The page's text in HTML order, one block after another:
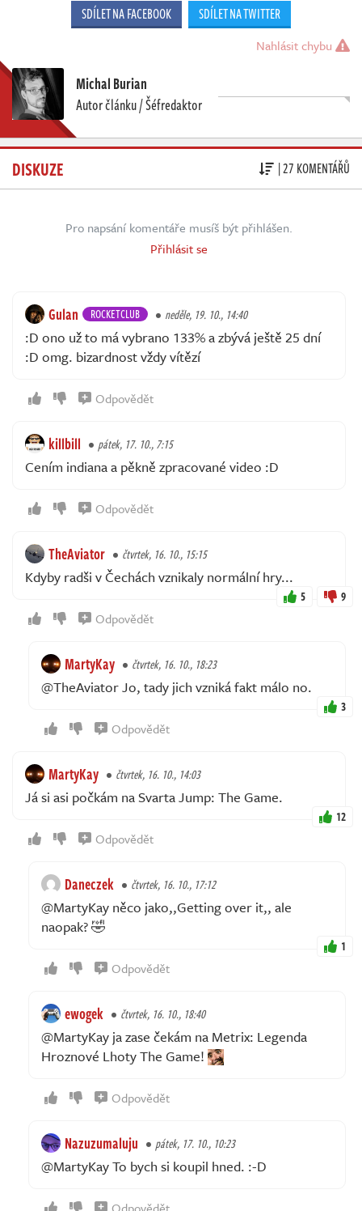
SDÍLET NA FACEBOOK SDÍLET NA TWITTER
Nahlásit chybu
Michal Burian
Autor článku / Šéfredaktor
DISKUZE | 27 KOMENTÁŘŮ
Pro napsání komentáře musíš být přihlášen.
Přihlásit se
Gulan ROCKETCLUB neděle, 19. 10., 14:40
:D ono už to má vybrano 133% a zbývá ještě 25 dní
:D omg. bizardnost vždy vítězí
Odpovědět
killbill pátek, 17. 10., 7:15
Cením indiana a pěkně zpracované video :D
Odpovědět
TheAviator čtvrtek, 16. 10., 15:15
Kdyby radši v Čechách vznikaly normální hry...
5 9
Odpovědět
MartyKay čtvrtek, 16. 10., 18:23
@TheAviator Jo, tady jich vzniká fakt málo no.
3
Odpovědět
MartyKay čtvrtek, 16. 10., 14:03
Já si asi počkám na Svarta Jump: The Game.
12
Odpovědět
Daneczek čtvrtek, 16. 10., 17:12
@MartyKay něco jako,,Getting over it,, ale
naopak? 🤣
1
Odpovědět
ewogek čtvrtek, 16. 10., 18:40
@MartyKay ja zase čekám na Metrix: Legenda
Hroznové Lhoty The Game!
Odpovědět
Nazuzumaluju pátek, 17. 10., 10:23
@MartyKay To bych si koupil hned. :-D
Odpovědět